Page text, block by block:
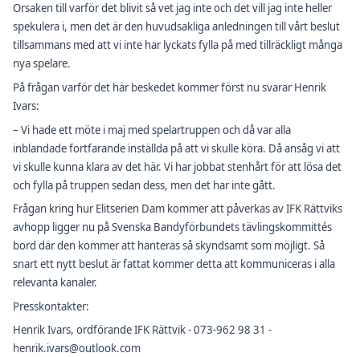
Orsaken till varför det blivit så vet jag inte och det vill jag inte heller
spekulera i, men det är den huvudsakliga anledningen till vårt beslut
tillsammans med att vi inte har lyckats fylla på med tillräckligt många
nya spelare.
På frågan varför det här beskedet kommer först nu svarar Henrik
Ivars:
– Vi hade ett möte i maj med spelartruppen och då var alla
inblandade fortfarande inställda på att vi skulle köra. Då ansåg vi att
vi skulle kunna klara av det här. Vi har jobbat stenhårt för att lösa det
och fylla på truppen sedan dess, men det har inte gått.
Frågan kring hur Elitserien Dam kommer att påverkas av IFK Rättviks
avhopp ligger nu på Svenska Bandyförbundets tävlingskommittés
bord där den kommer att hanteras så skyndsamt som möjligt. Så
snart ett nytt beslut är fattat kommer detta att kommuniceras i alla
relevanta kanaler.
Presskontakter:
Henrik Ivars, ordförande IFK Rättvik - 073-962 98 31 -
henrik.ivars@outlook.com